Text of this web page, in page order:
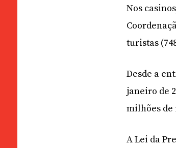
Nos
turistas
Desde a
janeiro de
milhões de
A Lei da